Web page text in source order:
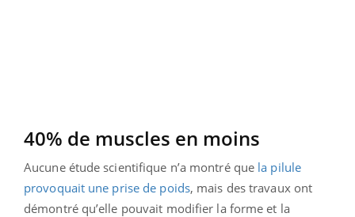
40% de muscles en moins
Aucune étude scientifique n’a montré que la pilule
provoquait une prise de poids, mais des travaux ont
démontré qu’elle pouvait modifier la forme et la